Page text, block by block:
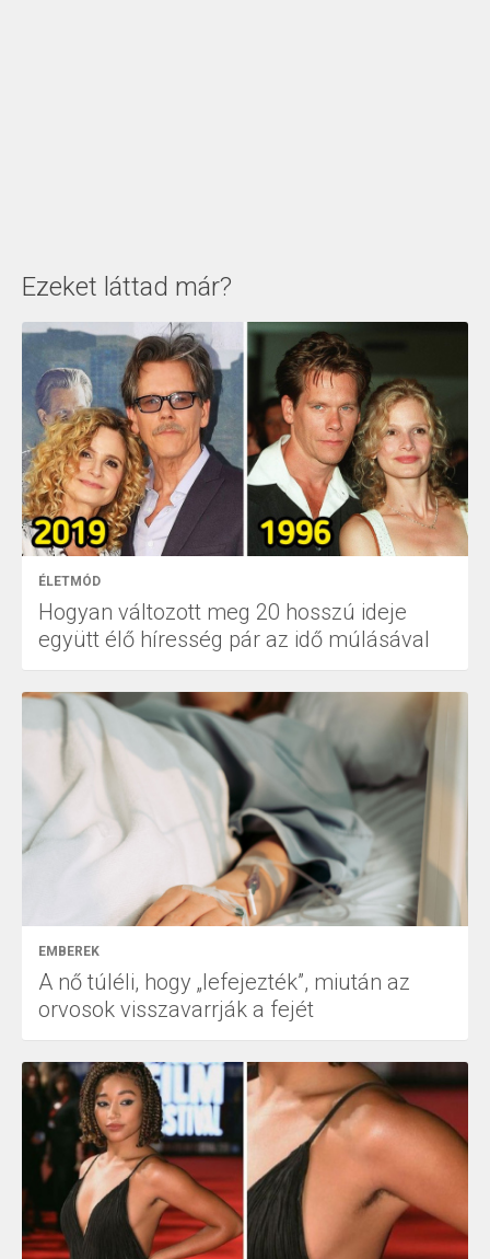
Ezeket láttad már?
ÉLETMÓD
Hogyan változott meg 20 hosszú ideje
együtt élő híresség pár az idő múlásával
EMBEREK
A nő túléli, hogy „lefejezték”, miután az
orvosok visszavarrják a fejét